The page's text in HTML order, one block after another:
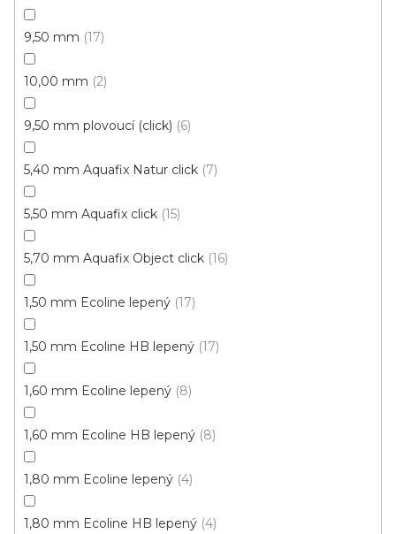
9,50 mm 17
10,00 mm 2
9,50 mm plovoucí (click) 6
5,40 mm Aquafix Natur click 7
5,50 mm Aquafix click 15
5,70 mm Aquafix Object click 16
1,50 mm Ecoline lepený 17
1,50 mm Ecoline HB lepený 17
1,60 mm Ecoline lepený 8
1,60 mm Ecoline HB lepený 8
1,80 mm Ecoline lepený 4
1,80 mm Ecoline HB lepený 4
Vinylová podlaha PALLADIUM 40 French Oak
GreyDoprodej
od398 Kč/ m2
599 Kč
Click (plovoucí)